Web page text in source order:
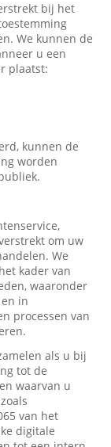
bij het
We kunnen de
u een
plaatst:
kunnen de
worden
om uw
We
kader van
waaronder
in
processen van
als u bij
tot de
waarvan u
van het
digitale